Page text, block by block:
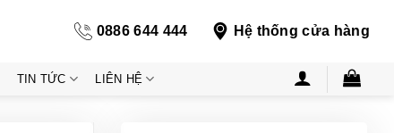
0886 644 444 Hệ thống cửa hàng
TIN TỨC LIÊN HỆ